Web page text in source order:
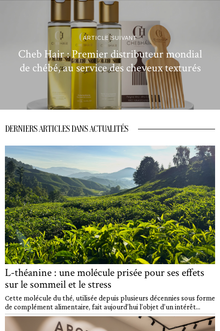
ARTICLE SUIVANT
Cheb Hair : Premier distributeur mondial
de chébé, au service des cheveux texturés
DERNIERS ARTICLES DANS ACTUALITÉS
L-théanine : une molécule prisée pour ses effets
sur le sommeil et le stress
Cette molécule du thé, utilisée depuis plusieurs décennies sous forme
de complément alimentaire, fait aujourd’hui l’objet d’un intérêt...